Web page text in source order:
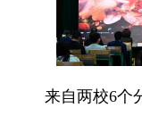
来自两校6个